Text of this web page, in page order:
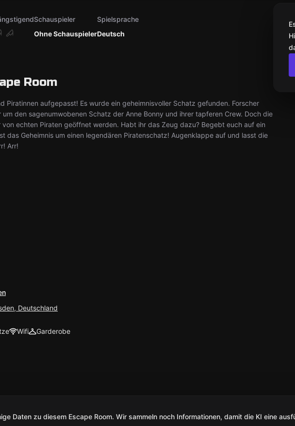
Ohne Schauspieler
Schauspieler
Deutsch
Spielsprache
Room
Piratinnen aufgepasst! Es wurde ein geheimnisvoller Schatz gefunden. Forscher
den sagenumwobenen Schatz der Anne Bonny und ihrer tapferen Crew. Doch die
von echten Piraten geöffnet werden. Habt ihr das Zeug dazu? Begebt euch auf ein
das Geheimnis um einen legendären Piratenschatz! Augenklappe auf und lasst die
Arr!
Deutschland
Wifi Garderobe
Daten zu diesem Escape Room. Wir sammeln noch Informationen, damit die KI eine